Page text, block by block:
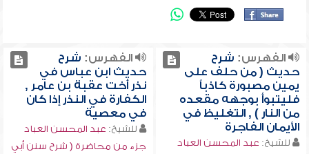
الفهرس: شرح
حديث ( من حلف على
يمين مصبورة كاذباً
فليتبوأ بوجهه مقعده
من النار ) , التغليظ في
الأيمان الفاجرة
للشيخ: عبد المحسن العباد
الفهرس: شرح
حديث ابن عباس في
نذر أخت عقبة بن عامر ,
الكفارة في النذر إذا كان
في معصية
للشيخ: عبد المحسن العباد
جزء من محاضرة ( شرح سنن أبي